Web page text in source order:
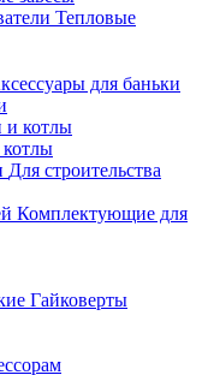
Тепловые
для баньки
Для строительства
Комплектующие для
Гайковерты